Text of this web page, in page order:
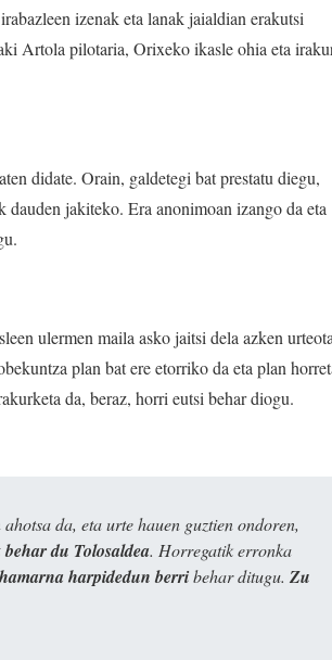
izenak eta lanak jaialdian erakutsi
Artola pilotaria, Orixeko ikasle ohia eta
didate. Orain, galdetegi bat prestatu diegu,
jakiteko. Era anonimoan izango da eta
ulermen maila asko jaitsi dela azken
plan bat ere etorriko da eta plan
da, beraz, horri eutsi behar diogu.
da, eta urte hauen guztien ondoren,
du Tolosaldea. Horregatik erronka
harpidedun berribehar ditugu. Zu